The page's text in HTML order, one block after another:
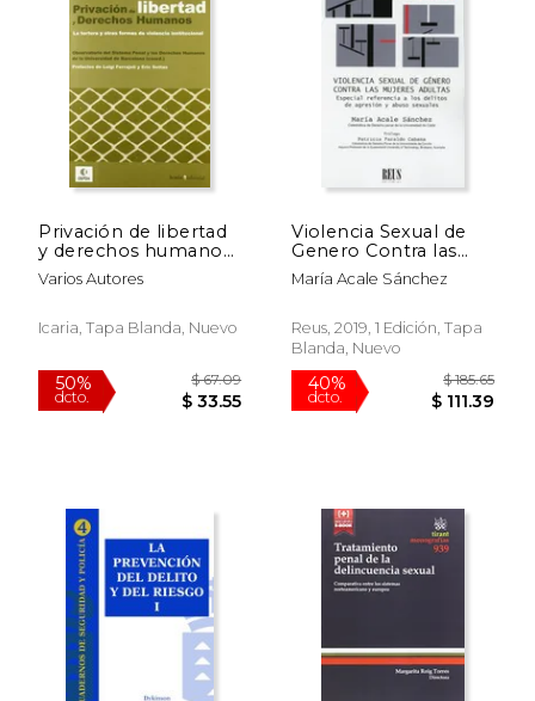
50%
dcto. $ 25.42
40%
dcto.
Privación de libertad
y derechos humanos :
la tortura y otras
formas de violencia
Varios Autores
Icaria, Tapa Blanda, Nuevo
50%
dcto. $ 33.55
Violencia Sexual de
Genero Contra las
Mujeres Adultas
María Acale Sánchez
Reus, 2019, 1 Edición, Tapa
Blanda, Nuevo
40%
dcto.